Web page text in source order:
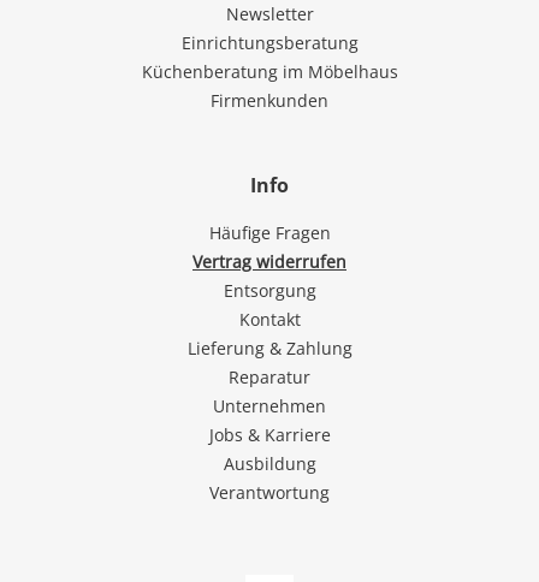
Newsletter
Einrichtungsberatung
Küchenberatung im Möbelhaus
Firmenkunden
Info
Häufige Fragen
Vertrag widerrufen
Entsorgung
Kontakt
Lieferung & Zahlung
Reparatur
Unternehmen
Jobs & Karriere
Ausbildung
Verantwortung